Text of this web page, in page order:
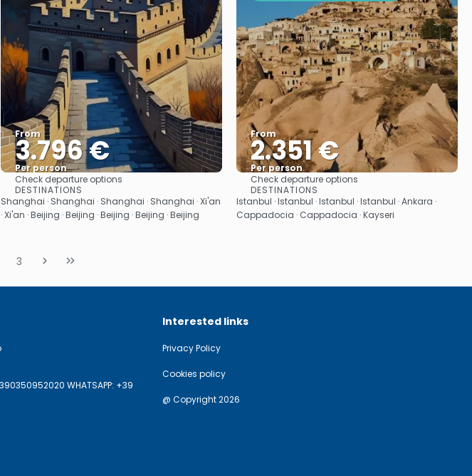
From
3.796 €
Per person
See
Check departure options
DESTINATIONS
Shanghai · Shanghai · Shanghai · Shanghai · Xi'an
· Xi'an · Beijing · Beijing · Beijing · Beijing · Beijing
From
2.351 €
Per person
See
Check departure options
DESTINATIONS
Istanbul · Istanbul · Istanbul · Istanbul · Ankara ·
Cappadocia · Cappadocia · Kayseri
3
WHATSAPP: +39
Interested links
Privacy Policy
Cookies policy
@ Copyright 2026